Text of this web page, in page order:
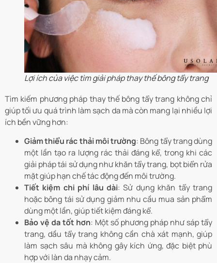
Lợi ích của việc tìm giải pháp thay thế bông tẩy trang
Tìm kiếm phương pháp thay thế bông tẩy trang không chỉ
giúp tối ưu quá trình làm sạch da mà còn mang lại nhiều lợi
ích bền vững hơn:
Giảm thiểu rác thải môi trường: Bông tẩy trang dùng
một lần tạo ra lượng rác thải đáng kể, trong khi các
giải pháp tái sử dụng như khăn tẩy trang, bọt biển rửa
mặt giúp hạn chế tác động đến môi trường.
Tiết kiệm chi phí lâu dài: Sử dụng khăn tẩy trang
hoặc bông tái sử dụng giảm nhu cầu mua sản phẩm
dùng một lần, giúp tiết kiệm đáng kể.
Bảo vệ da tốt hơn: Một số phương pháp như sáp tẩy
trang, dầu tẩy trang không cần chà xát mạnh, giúp
làm sạch sâu mà không gây kích ứng, đặc biệt phù
hợp với làn da nhạy cảm.